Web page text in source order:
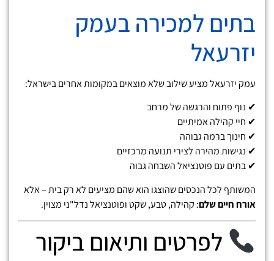
בתים למכירה בעמק
יזרעאל
עמק יזרעאל מציע שילוב שלא מוצאים במקומות אחרים בישראל:
✔ נוף פתוח והרגשה של מרחב
✔ חיי קהילה אמיתיים
✔ חינוך ברמה גבוהה
✔ נגישות מהירה לצירי תנועה מרכזיים
✔ בתים עם פוטנציאל השבחה גבוה
המשותף לכל הנכסים שהוצגו הוא שהם מציעים לא רק בית – אלא
אורח חיים שלם: קהילה, טבע, שקט ופוטנציאל נדל"ני מצוין.
לפרטים ותיאום ביקור